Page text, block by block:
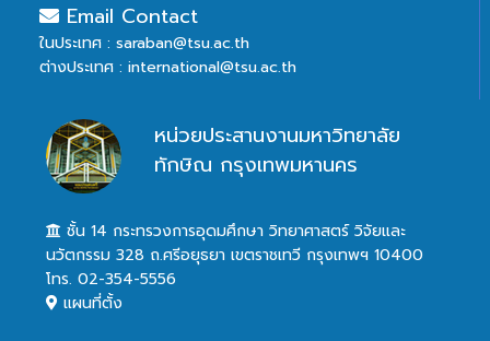
Email Contact
ในประเทศ : saraban@tsu.ac.th
ต่างประเทศ : international@tsu.ac.th
หน่วยประสานงานมหาวิทยาลัย
ทักษิณ กรุงเทพมหานคร
ชั้น 14 กระทรวงการอุดมศึกษา วิทยาศาสตร์ วิจัยและ
นวัตกรรม 328 ถ.ศรีอยุธยา เขตราชเทวี กรุงเทพฯ 10400
โทร. 02-354-5556
แผนที่ตั้ง